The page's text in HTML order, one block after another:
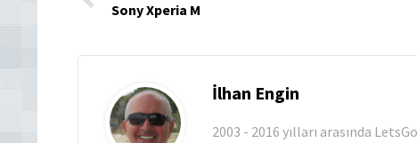
Sony Xperia M
İlhan Engin
2003 - 2016 yılları arasında